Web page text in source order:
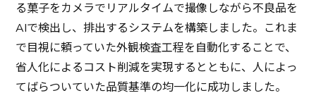
る菓子をカメラでリアルタイムで撮像しながら不良品を
AIで検出し、排出するシステムを構築しました。これま
で目視に頼っていた外観検査工程を自動化することで、
省人化によるコスト削減を実現するとともに、人によっ
てばらついていた品質基準の均一化に成功しました。